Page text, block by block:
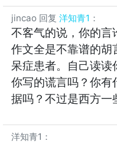
jincao 回复 洋知青1 ：
不客气的说，你的言
作文全是不靠谱的胡
呆症患者。自己读
你写的谎言吗？你有
据吗？不过是西方一
洋知青1 ：